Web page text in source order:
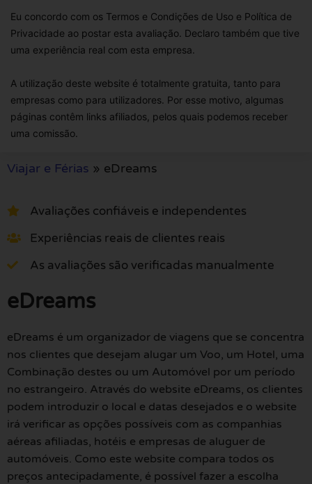
Eu concordo com os Termos e Condições de Uso e Política de
Privacidade ao postar esta avaliação. Declaro também que tive
uma experiência real com esta empresa.
A utilização deste website é totalmente gratuita, tanto para
empresas como para utilizadores. Por esse motivo, algumas
páginas contêm links afiliados, pelos quais podemos receber
uma comissão.
Viajar e Férias » eDreams
Avaliações confiáveis e independentes
Experiências reais de clientes reais
As avaliações são verificadas manualmente
eDreams
eDreams é um organizador de viagens que se concentra
nos clientes que desejam alugar um Voo, um Hotel, uma
Combinação destes ou um Automóvel por um período
no estrangeiro. Através do website eDreams, os clientes
podem introduzir o local e datas desejados e o website
irá verificar as opções possíveis com as companhias
aéreas afiliadas, hotéis e empresas de aluguer de
automóveis. Como este website compara todos os
preços antecipadamente, é possível fazer a escolha